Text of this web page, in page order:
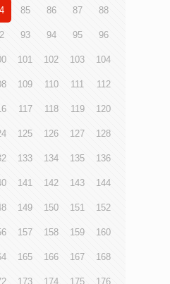
85 86 87 88
93 94 95 96
101 102 103 104
109 110 111 112
117 118 119 120
125 126 127 128
133 134 135 136
141 142 143 144
149 150 151 152
157 158 159 160
165 166 167 168
173 174 175 176